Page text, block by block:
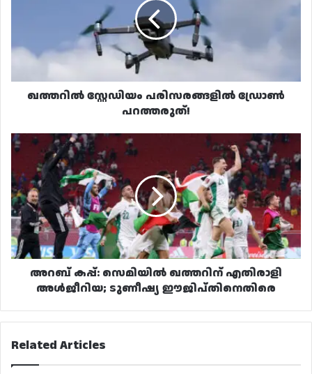
ഖത്തറിൽ സ്റ്റേഡിയം പരിസരങ്ങളിൽ ഡ്രോൺ
പറത്തരുത്!
അറബ്
കപ്പ്:
സെമിയിൽ
ഖത്തറിന്
എതിരാളി
അൾജീറിയ;
ടുണീഷ്യ
ഈജിപ്തിനെതിരെ
അറബ് കപ്പ്: സെമിയിൽ ഖത്തറിന് എതിരാളി
അൾജീറിയ; ടുണീഷ്യ ഈജിപ്തിനെതിരെ
Related Articles